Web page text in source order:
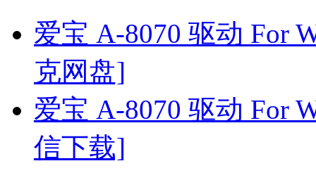
爱宝 A-8070 驱动 For
克网盘]
爱宝 A-8070 驱动 For
信下载]